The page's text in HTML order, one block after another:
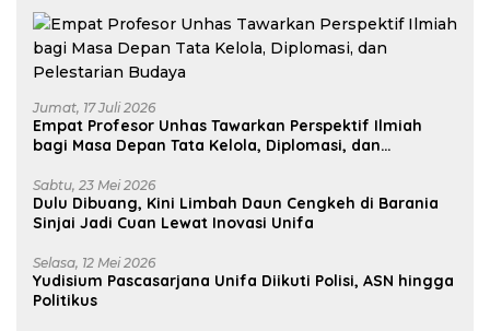
Jumat, 17 Juli 2026
Empat Profesor Unhas Tawarkan Perspektif Ilmiah
bagi Masa Depan Tata Kelola, Diplomasi, dan
Sabtu, 23 Mei 2026
Dulu Dibuang, Kini Limbah Daun Cengkeh di Barania
Sinjai Jadi Cuan Lewat Inovasi Unifa
Selasa, 12 Mei 2026
Yudisium Pascasarjana Unifa Diikuti Polisi, ASN hingga
Politikus